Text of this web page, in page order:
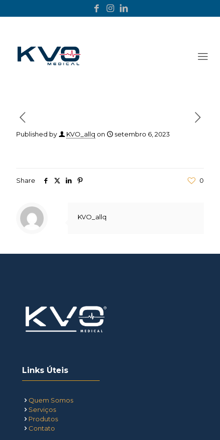
Published by KVO_allq on setembro 6, 2023
Share 0
KVO_allq
Links Úteis
Quem Somos
Serviços
Produtos
Contato